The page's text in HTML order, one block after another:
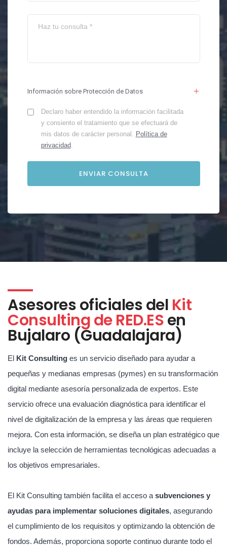
Información sobre Protección de Datos
Declaro haber entendido la información facilitada
y consiento el tratamiento que se efectuará de
mis datos de carácter personal. Política de
privacidad.
Asesores oficiales del Kit
Consulting de RED.ESen
Bujalaro (Guadalajara)
El Kit Consulting es un servicio diseñado para ayudar a
pequeñas y medianas empresas (pymes) en su transformación
digital mediante asesoría personalizada de expertos. Este
servicio ofrece una evaluación diagnóstica para identificar el
nivel de digitalización de la empresa y las áreas que requieren
mejora. Con esta información, se diseña un plan estratégico que
incluye la selección de herramientas tecnológicas adecuadas a
los objetivos empresariales.
El Kit Consulting también facilita el acceso a subvenciones y
ayudas para implementar soluciones digitales, asegurando
el cumplimiento de los requisitos y optimizando la obtención de
fondos. Además, proporciona soporte continuo durante todo el